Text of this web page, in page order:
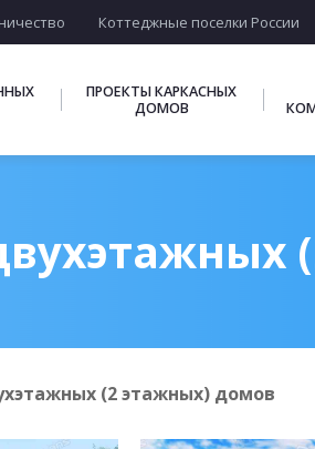
Коттеджные поселки России
ПРОЕКТЫ КАРКАСНЫХ
ДОМОВ
(2 этажных) домов